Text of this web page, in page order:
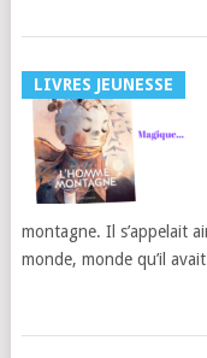
LIVRES JEUNESSE
montagne. Il s’appelait
monde, monde qu’il